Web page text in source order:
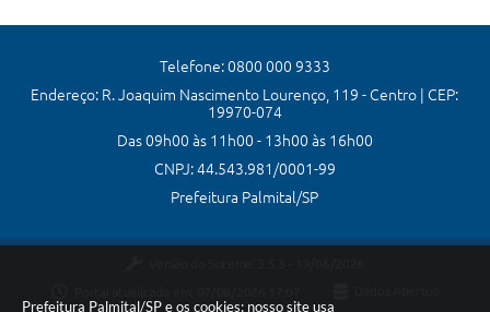
Prefeitura Palmital/SP e os cookies: nosso site usa
Telefone: 0800 000 9333
Endereço: R. Joaquim Nascimento Lourenço, 119 - Centro | CEP:
19970-074
Das 09h00 às 11h00 - 13h00 às 16h00
CNPJ: 44.543.981/0001-99
Prefeitura Palmital/SP